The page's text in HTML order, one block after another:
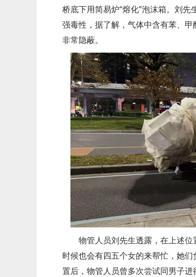
桥底下用简易炉“熔化”泡沫箱。刘
强毒性，据了解，气体中含有苯、甲
非常隐蔽。
物管人员刘先生透露，在上述
时候也会有四五个女的来帮忙，她
置后，物管人员曾多次尝试同男子